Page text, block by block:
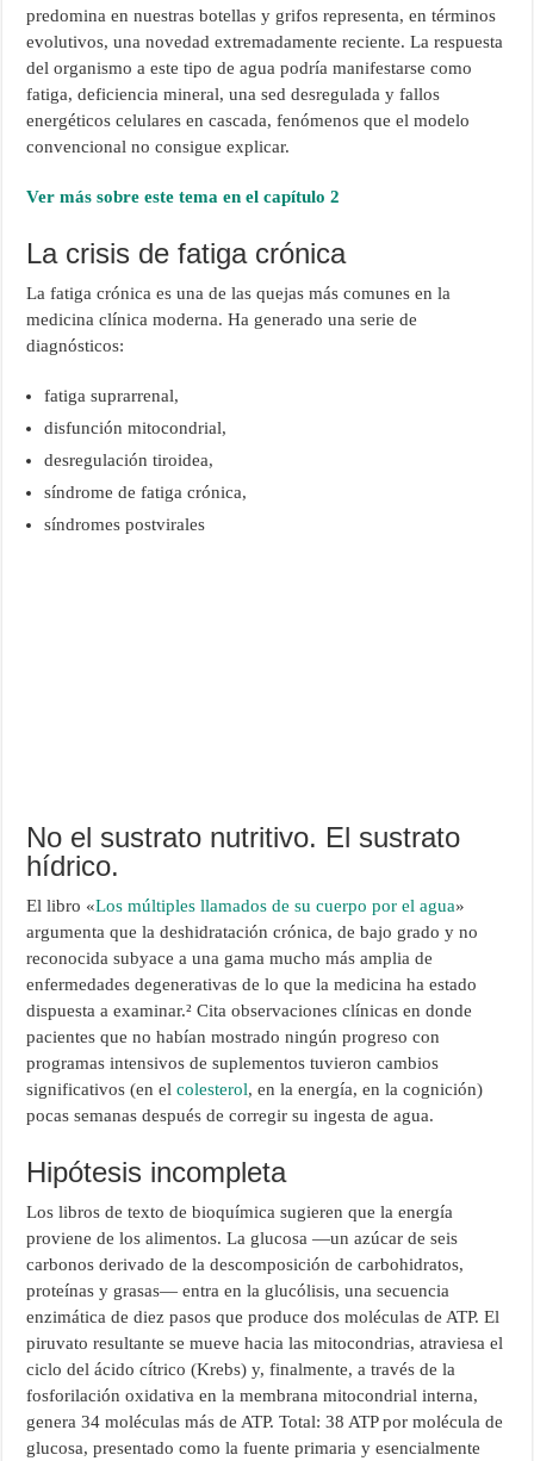
predomina en nuestras botellas y grifos representa, en términos
evolutivos, una novedad extremadamente reciente. La respuesta
del organismo a este tipo de agua podría manifestarse como
fatiga, deficiencia mineral, una sed desregulada y fallos
energéticos celulares en cascada, fenómenos que el modelo
convencional no consigue explicar.
Ver más sobre este tema en el capítulo 2
La crisis de fatiga crónica
La fatiga crónica es una de las quejas más comunes en la
medicina clínica moderna. Ha generado una serie de
diagnósticos:
fatiga suprarrenal,
disfunción mitocondrial,
desregulación tiroidea,
síndrome de fatiga crónica,
síndromes postvirales
No el sustrato nutritivo. El sustrato
hídrico.
El libro «Los múltiples llamados de su cuerpo por el agua»
argumenta que la deshidratación crónica, de bajo grado y no
reconocida subyace a una gama mucho más amplia de
enfermedades degenerativas de lo que la medicina ha estado
dispuesta a examinar.² Cita observaciones clínicas en donde
pacientes que no habían mostrado ningún progreso con
programas intensivos de suplementos tuvieron cambios
significativos (en elcolesterol, en la energía, en la cognición)
pocas semanas después de corregir su ingesta de agua.
Hipótesis incompleta
Los libros de texto de bioquímica sugieren que la energía
proviene de los alimentos. La glucosa —un azúcar de seis
carbonos derivado de la descomposición de carbohidratos,
proteínas y grasas— entra en la glucólisis, una secuencia
enzimática de diez pasos que produce dos moléculas de ATP. El
piruvato resultante se mueve hacia las mitocondrias, atraviesa el
ciclo del ácido cítrico (Krebs) y, finalmente, a través de la
fosforilación oxidativa en la membrana mitocondrial interna,
genera 34 moléculas más de ATP. Total: 38 ATP por molécula de
glucosa, presentado como la fuente primaria y esencialmente